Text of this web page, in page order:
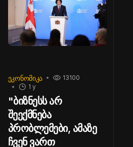
ᲔᲙᲝᲜᲝᲛᲘᲙᲐ
1 y
13100
"ბიზნესს არ
შეექმნება
პრობლემები, ამაზე
ჩვენ ვართ